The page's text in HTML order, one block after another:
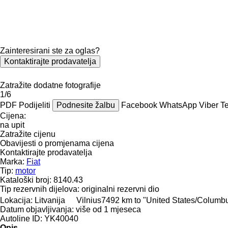
Zainteresirani ste za oglas?
Kontaktirajte prodavatelja
Zatražite dodatne fotografije
1/6
PDF Podijeliti Podnesite žalbu Facebook WhatsApp Viber
Cijena:
na upit
Zatražite cijenu
Obavijesti o promjenama cijena
Kontaktirajte prodavatelja
Marka: Fiat
Tip: motor
Kataloški broj: 8140.43
Tip rezervnih dijelova: originalni rezervni dio
Lokacija: Litvanija Vilnius7492 km to "United States/
Datum objavljivanja: više od 1 mjeseca
Autoline ID: YK40040